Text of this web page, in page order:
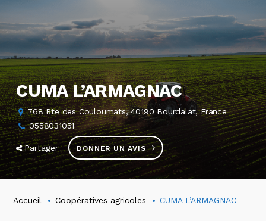
CUMA L’ARMAGNAC
768 Rte des Couloumats, 40190 Bourdalat, France
0558031051
Partager DONNER UN AVIS
Accueil Coopératives agricoles CUMA L’ARMAGNAC